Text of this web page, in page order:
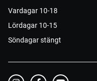
Vardagar 10-18
Lördagar 10-15
Söndagar stängt